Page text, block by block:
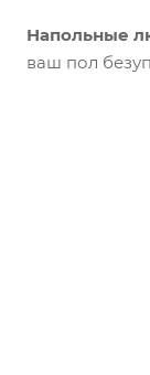
Напольные
ваш пол